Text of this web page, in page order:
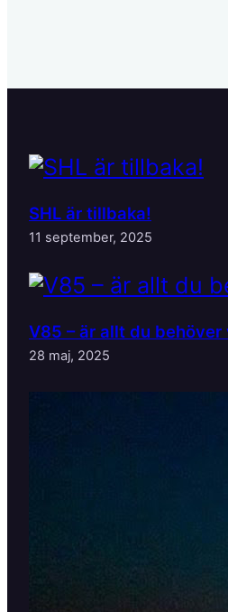
SHL är tillbaka!
11 september, 2025
V85 – är allt du
28 maj, 2025